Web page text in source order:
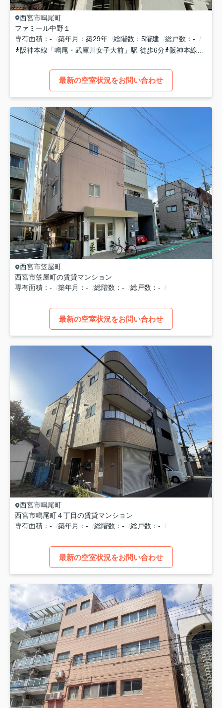
西宮市鳴尾町
ファミール中野１
専有面積
- 築年月 築29年 総階数 5階建 総戸数
-
阪神本線 「鳴尾・武庫川女子大前 」駅 徒歩6分 阪神本線
最新の空室状況をお問い合わせ
西宮市笠屋町
西宮市笠屋町の賃貸マンション
専有面積
- 築年月 - 総階数 - 総戸数 -
最新の空室状況をお問い合わせ
西宮市鳴尾町
西宮市鳴尾町４丁目の賃貸マンション
専有面積
- 築年月 - 総階数 - 総戸数 -
最新の空室状況をお問い合わせ